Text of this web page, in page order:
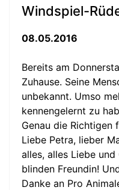
Windspiel-
08.05.2016
Bereits am
Zuhause. Seine
unbekannt. Umso
kennengelernt zu
Genau die Richtigen
Liebe Petra, lieber
alles, alles Liebe
blinden Freundin!
Danke an Pro